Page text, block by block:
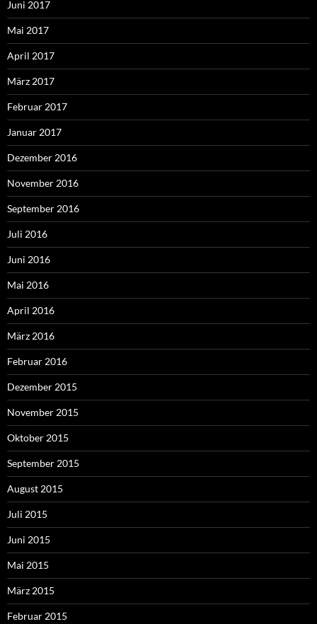
Juni 2017
Mai 2017
April 2017
März 2017
Februar 2017
Januar 2017
Dezember 2016
November 2016
September 2016
Juli 2016
Juni 2016
Mai 2016
April 2016
März 2016
Februar 2016
Dezember 2015
November 2015
Oktober 2015
September 2015
August 2015
Juli 2015
Juni 2015
Mai 2015
März 2015
Februar 2015